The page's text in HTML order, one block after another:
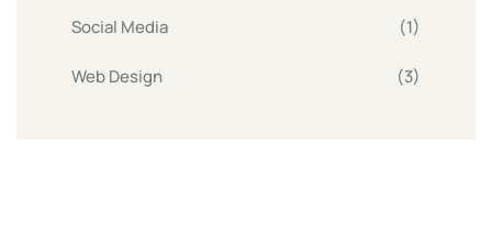
Social Media (1)
Web Design (3)